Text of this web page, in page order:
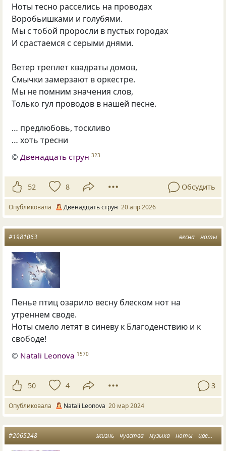
Ноты тесно расселись на проводах
Воробьишками и голубями.
Мы с тобой проросли в пустых городах
И срастаемся с серыми днями.
Ветер треплет квадраты домов,
Смычки замерзают в оркестре.
Мы не помним значения слов,
Только гул проводов в нашей песне.
… предлюбовь, тоскливо
… хоть тресни
© Двенадцать струн 323
52 8 Обсудить
Опубликовала Двенадцать струн 20 апр 2026
весна ноты
#1981063
Пенье птиц озарило весну блеском нот на
утреннем своде.
Ноты смело летят в синеву к Благоденствию и к
свободе!
© Natali Leonova 1570
50 4 3
Опубликовала Natali Leonova 20 мар 2024
жизнь чувства музыка ноты цветение
#2065248